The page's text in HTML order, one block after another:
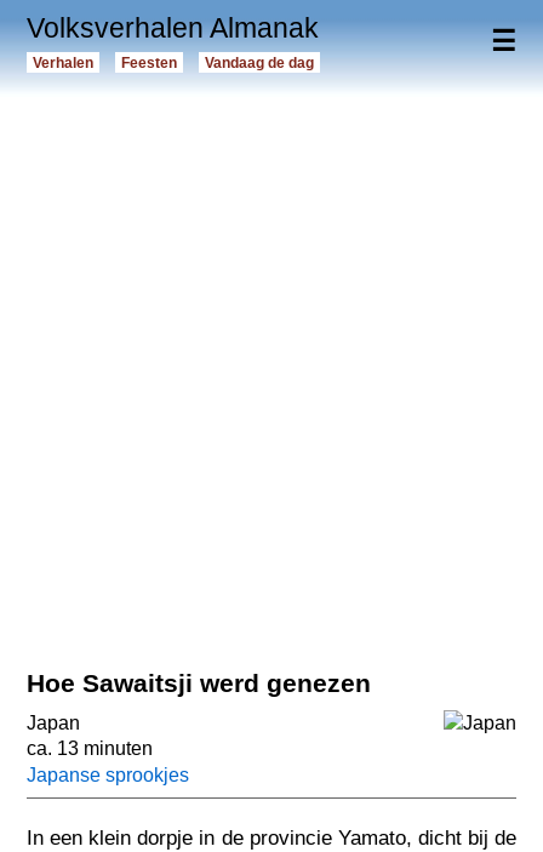
☰
Volksverhalen Almanak
Verhalen Feesten Vandaag de dag
Hoe Sawaitsji werd genezen
Japan
ca. 13 minuten
Japanse sprookjes
In een klein dorpje in de provincie Yamato, dicht bij de